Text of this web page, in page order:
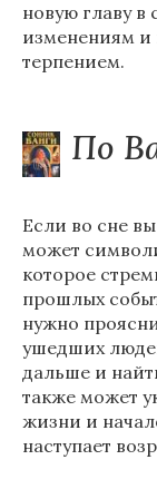
новую главу в
изменениям и
терпением.
По
Если во сне
может
которое
прошлых
нужно
ушедших
дальше и
также может
жизни и
наступает